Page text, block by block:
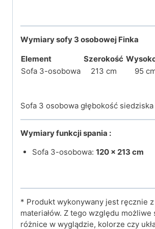
Wymiary sofy 3 osobowej Finka
Element
Szerokość
Sofa 3-osobowa
213 cm 95
Sofa 3 osobowa głębokość siedziska
Wymiary funkcji spania :
Sofa 3-osobowa: 120 × 213 cm
* Produkt wykonywany jest ręcznie
materiałów. Z tego względu możliwe
różnice w wyglądzie, kolorze czy